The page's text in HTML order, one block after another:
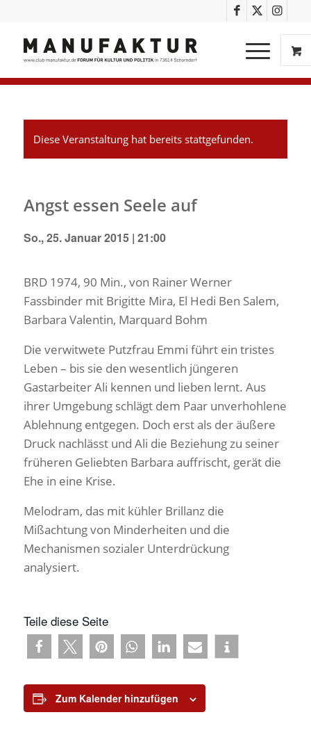
Diese Veranstaltung hat bereits stattgefunden.
Angst essen Seele auf
So., 25. Januar 2015 | 21:00
BRD 1974, 90 Min., von Rainer Werner
Fassbinder mit Brigitte Mira, El Hedi Ben Salem,
Barbara Valentin, Marquard Bohm
Die verwitwete Putzfrau Emmi führt ein tristes
Leben – bis sie den wesentlich jüngeren
Gastarbeiter Ali kennen und lieben lernt. Aus
ihrer Umgebung schlägt dem Paar unverhohlene
Ablehnung entgegen. Doch erst als der äußere
Druck nachlässt und Ali die Beziehung zu seiner
früheren Geliebten Barbara auffrischt, gerät die
Ehe in eine Krise.
Melodram, das mit kühler Brillanz die
Mißachtung von Minderheiten und die
Mechanismen sozialer Unterdrückung
analysiert.
Teile diese Seite
Zum Kalender hinzufügen